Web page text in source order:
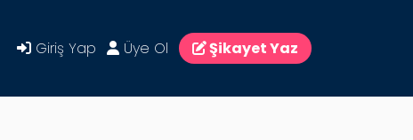
Giriş Yap Üye Ol Şikayet Yaz